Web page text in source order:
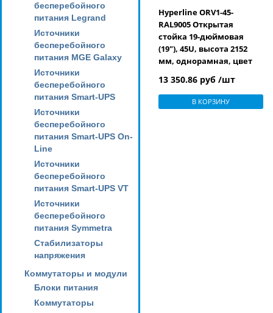
бесперебойного
питания Legrand
Источники
бесперебойного
питания MGE Galaxy
Источники
бесперебойного
питания Smart-UPS
Источники
бесперебойного
питания Smart-UPS On-
Line
Источники
бесперебойного
питания Smart-UPS VT
Источники
бесперебойного
питания Symmetra
Стабилизаторы
напряжения
Коммутаторы и модули
Блоки питания
Коммутаторы
Hyperline ORV1-45-
RAL9005 Открытая
стойка 19-дюймовая
(19"), 45U, высота 2152
мм, однорамная, цвет
13 350.86 руб /шт
В КОРЗИНУ